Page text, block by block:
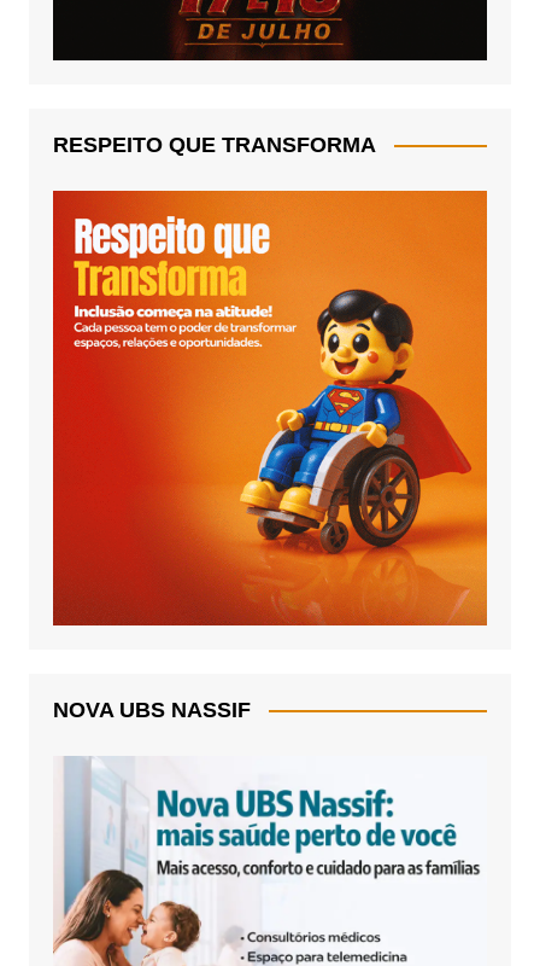
RESPEITO QUE TRANSFORMA
NOVA UBS NASSIF